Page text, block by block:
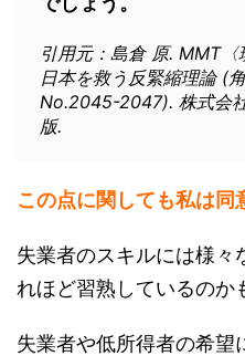
引用元：島倉 原. MMT
日本を救う反緊縮理論 (
No.2045-2047). 株式会
版.
この点に関しても私は同
失業者のスキルには様々
れほど習熟しているのか
失業者や低所得者の希望